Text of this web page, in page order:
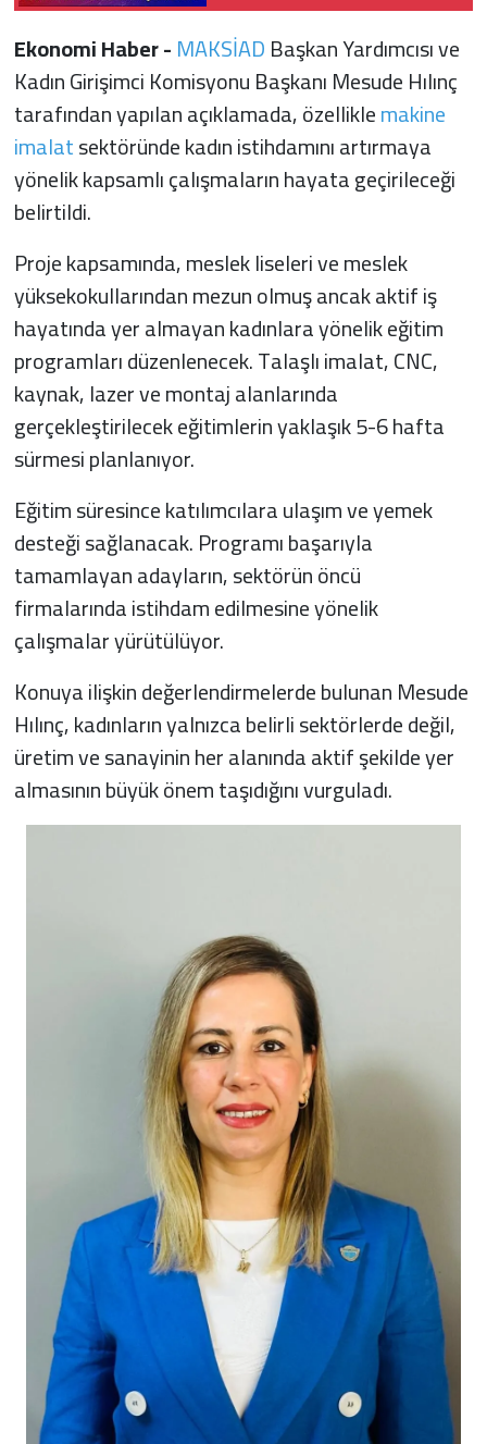
Ekonomi Haber -MAKSİADBaşkan Yardımcısı ve
Kadın Girişimci Komisyonu Başkanı Mesude Hılınç
tarafından yapılan açıklamada, özelliklemakine
imalatsektöründe kadın istihdamını artırmaya
yönelik kapsamlı çalışmaların hayata geçirileceği
belirtildi.
Proje kapsamında, meslek liseleri ve meslek
yüksekokullarından mezun olmuş ancak aktif iş
hayatında yer almayan kadınlara yönelik eğitim
programları düzenlenecek. Talaşlı imalat, CNC,
kaynak, lazer ve montaj alanlarında
gerçekleştirilecek eğitimlerin yaklaşık 5-6 hafta
sürmesi planlanıyor.
Eğitim süresince katılımcılara ulaşım ve yemek
desteği sağlanacak. Programı başarıyla
tamamlayan adayların, sektörün öncü
firmalarında istihdam edilmesine yönelik
çalışmalar yürütülüyor.
Konuya ilişkin değerlendirmelerde bulunan Mesude
Hılınç, kadınların yalnızca belirli sektörlerde değil,
üretim ve sanayinin her alanında aktif şekilde yer
almasının büyük önem taşıdığını vurguladı.